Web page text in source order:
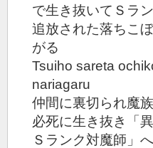
で生き抜いてＳラ
追放された落ちこ
がる
Tsuiho sareta
nariagaru
仲間に裏切られ魔
必死に生き抜き「
Ｓランク対魔師」